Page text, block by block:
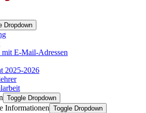
Dropdown
mit E-Mail-Adressen
2025-2026
Toggle Dropdown
Informationen Toggle Dropdown